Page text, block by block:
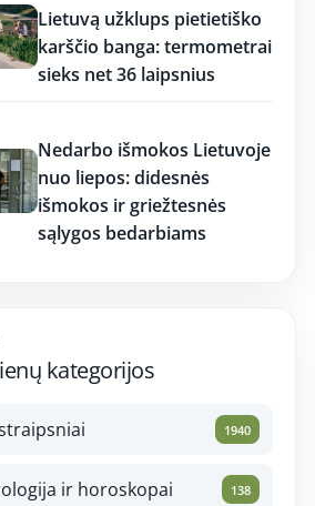
Lietuvą užklups pietietiško
karščio banga: termometrai
sieks net 36 laipsnius
Nedarbo išmokos Lietuvoje
nuo liepos: didesnės
išmokos ir griežtesnės
sąlygos bedarbiams
kategorijos
1940
ir horoskopai 138